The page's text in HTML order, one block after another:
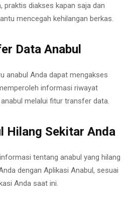
praktis diakses kapan saja dan
mencegah kehilangan berkas.
Data Anabul
anabul Anda dapat mengakses
informasi riwayat
melalui fitur transfer data.
Hilang Sekitar Anda
tentang anabul yang hilang
dengan Aplikasi Anabul, sesuai
Anda saat ini.